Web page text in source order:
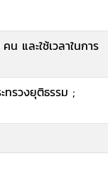
น และใช้เวลาในการ
ทรวงยุติธรรม ;